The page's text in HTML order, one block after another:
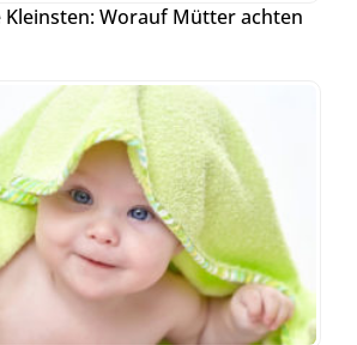
Worauf Mütter achten